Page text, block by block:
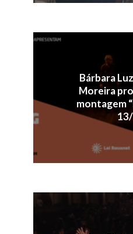
Bárbara
Moreira
montagem